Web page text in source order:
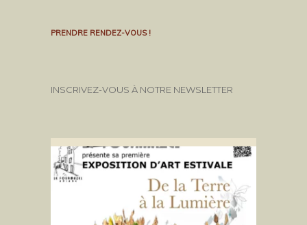
PRENDRE RENDEZ-VOUS !
INSCRIVEZ-VOUS À NOTRE NEWSLETTER